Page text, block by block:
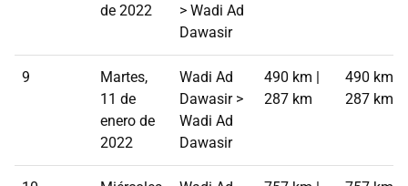
de 2022
> Wadi Ad
Dawasir
9
Martes,
11 de
enero de
2022
Wadi Ad
Dawasir >
Wadi Ad
Dawasir
490 km |
287 km
490 km |
287 km